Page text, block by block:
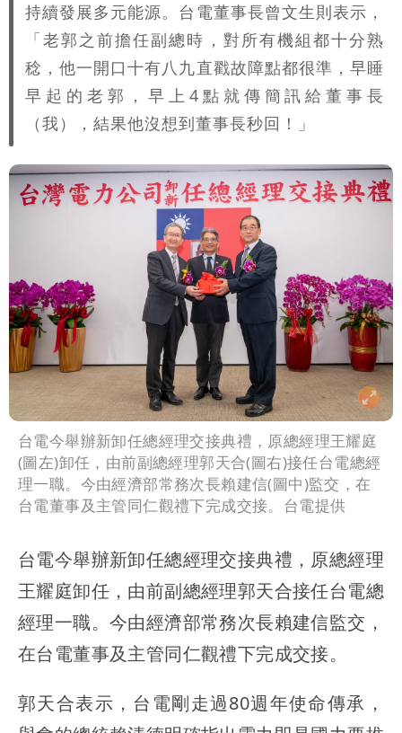
持續發展多元能源。台電董事長曾文生則表示，
「老郭之前擔任副總時，對所有機組都十分熟
稔，他一開口十有八九直戳故障點都很準，早睡
早起的老郭，早上4點就傳簡訊給董事長
（我），結果他沒想到董事長秒回！」
台電今舉辦新卸任總經理交接典禮，原總經理王耀庭
(圖左)卸任，由前副總經理郭天合(圖右)接任台電總經
理一職。今由經濟部常務次長賴建信(圖中)監交，在
台電董事及主管同仁觀禮下完成交接。台電提供
台電今舉辦新卸任總經理交接典禮，原總經理
王耀庭卸任，由前副總經理郭天合接任台電總
經理一職。今由經濟部常務次長賴建信監交，
在台電董事及主管同仁觀禮下完成交接。
郭天合表示，台電剛走過80週年使命傳承，